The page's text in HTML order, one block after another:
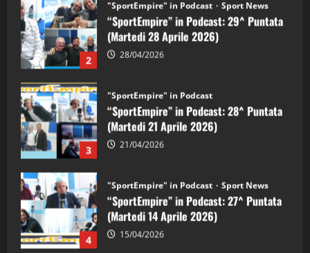
3
"SportEmpire" in Podcast
“SportEmpire” in Podcast: 28^ Puntata
(Martedi 21 Aprile 2026)
21/04/2026
4
"SportEmpire" in Podcast
“SportEmpire” in Podcast: 27^ Puntata
(Martedi 14 Aprile 2026)
15/04/2026
5
"SportEmpire" in Podcast
“SportEmpire” in Podcast: 26^ Puntata
(Martedi 07 Aprile 2026)
08/04/2026